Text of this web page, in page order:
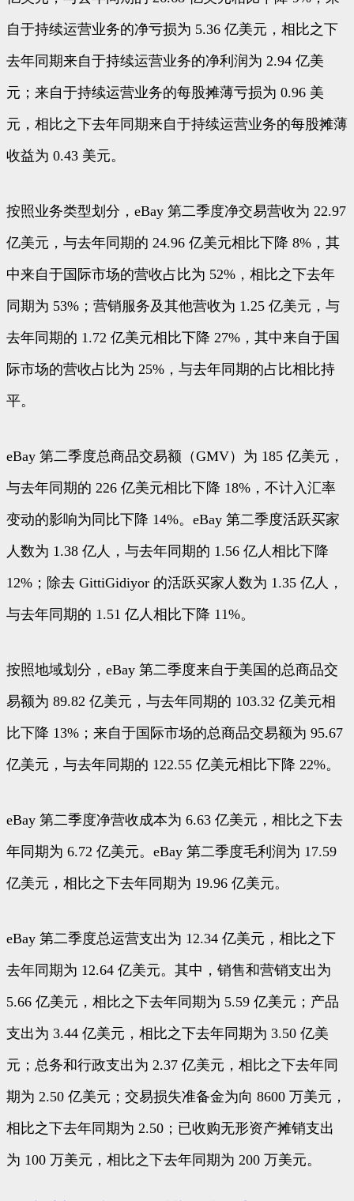
自于持续运营业务的净亏损为 5.36 亿美元，相比之下
去年同期来自于持续运营业务的净利润为 2.94 亿美
元；来自于持续运营业务的每股摊薄亏损为 0.96 美
元，相比之下去年同期来自于持续运营业务的每股摊薄
收益为 0.43 美元。
按照业务类型划分，eBay 第二季度净交易营收为 22.97
亿美元，与去年同期的 24.96 亿美元相比下降 8%，其
中来自于国际市场的营收占比为 52%，相比之下去年
同期为 53%；营销服务及其他营收为 1.25 亿美元，与
去年同期的 1.72 亿美元相比下降 27%，其中来自于国
际市场的营收占比为 25%，与去年同期的占比相比持
平。
eBay 第二季度总商品交易额（GMV）为 185 亿美元，
与去年同期的 226 亿美元相比下降 18%，不计入汇率
变动的影响为同比下降 14%。eBay 第二季度活跃买家
人数为 1.38 亿人，与去年同期的 1.56 亿人相比下降
12%；除去 GittiGidiyor 的活跃买家人数为 1.35 亿人，
与去年同期的 1.51 亿人相比下降 11%。
按照地域划分，eBay 第二季度来自于美国的总商品交
易额为 89.82 亿美元，与去年同期的 103.32 亿美元相
比下降 13%；来自于国际市场的总商品交易额为 95.67
亿美元，与去年同期的 122.55 亿美元相比下降 22%。
eBay 第二季度净营收成本为 6.63 亿美元，相比之下去
年同期为 6.72 亿美元。eBay 第二季度毛利润为 17.59
亿美元，相比之下去年同期为 19.96 亿美元。
eBay 第二季度总运营支出为 12.34 亿美元，相比之下
去年同期为 12.64 亿美元。其中，销售和营销支出为
5.66 亿美元，相比之下去年同期为 5.59 亿美元；产品
支出为 3.44 亿美元，相比之下去年同期为 3.50 亿美
元；总务和行政支出为 2.37 亿美元，相比之下去年同
期为 2.50 亿美元；交易损失准备金为向 8600 万美元，
相比之下去年同期为 2.50；已收购无形资产摊销支出
为 100 万美元，相比之下去年同期为 200 万美元。